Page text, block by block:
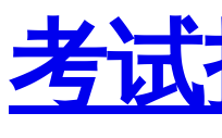
考